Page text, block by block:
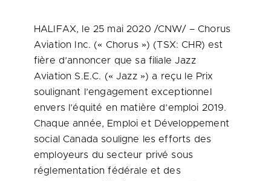
HALIFAX, le 25 mai 2020 /CNW/ – Chorus
Aviation Inc. (« Chorus ») (TSX: CHR) est
fière d’annoncer que sa filiale Jazz
Aviation S.E.C. (« Jazz ») a reçu le Prix
soulignant l’engagement exceptionnel
envers l’équité en matière d’emploi 2019.
Chaque année, Emploi et Développement
socialCanada souligne les efforts des
employeurs du secteur privé sous
réglementation fédérale et des